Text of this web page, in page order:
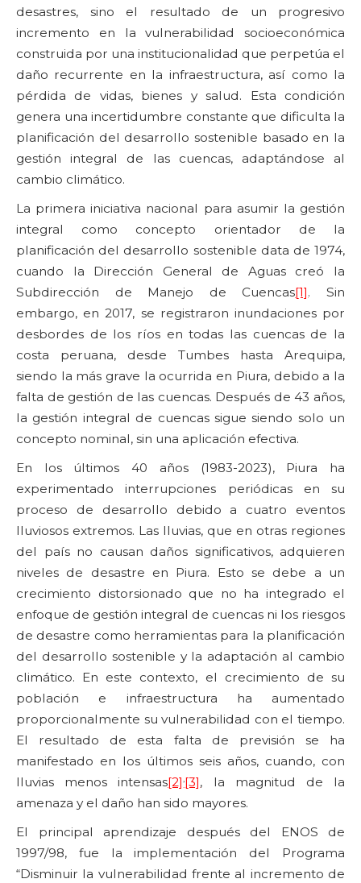
desastres, sino el resultado de un progresivo
incremento en la vulnerabilidad socioeconómica
construida por una institucionalidad que perpetúa el
daño recurrente en la infraestructura, así como la
pérdida de vidas, bienes y salud. Esta condición
genera una incertidumbre constante que dificulta la
planificación del desarrollo sostenible basado en la
gestión integral de las cuencas, adaptándose al
cambio climático.
La primera iniciativa nacional para asumir la gestión
integral como concepto orientador de la
planificación del desarrollo sostenible data de 1974,
cuando la Dirección General de Aguas creó la
Subdirección de Manejo de Cuencas[1]. Sin
embargo, en 2017, se registraron inundaciones por
desbordes de los ríos en todas las cuencas de la
costa peruana, desde Tumbes hasta Arequipa,
siendo la más grave la ocurrida en Piura, debido a la
falta de gestión de las cuencas. Después de 43 años,
la gestión integral de cuencas sigue siendo solo un
concepto nominal, sin una aplicación efectiva.
En los últimos 40 años (1983-2023), Piura ha
experimentado interrupciones periódicas en su
proceso de desarrollo debido a cuatro eventos
lluviosos extremos. Las lluvias, que en otras regiones
del país no causan daños significativos, adquieren
niveles de desastre en Piura. Esto se debe a un
crecimiento distorsionado que no ha integrado el
enfoque de gestión integral de cuencas ni los riesgos
de desastre como herramientas para la planificación
del desarrollo sostenible y la adaptación al cambio
climático. En este contexto, el crecimiento de su
población e infraestructura ha aumentado
proporcionalmente su vulnerabilidad con el tiempo.
El resultado de esta falta de previsión se ha
manifestado en los últimos seis años, cuando, con
lluvias menos intensas[2],[3], la magnitud de la
amenaza y el daño han sido mayores.
El principal aprendizaje después del ENOS de
1997/98, fue la implementación del Programa
“Disminuir la vulnerabilidad frente al incremento de